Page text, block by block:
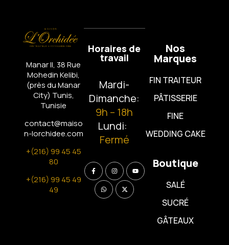
Manar II, 38 Rue
Mohedin Kelibi,
(près du Manar
City) Tunis,
Tunisie
contact@maiso
n-lorchidee.com
+(216) 99 45 45
80
+(216) 99 45 49
49
Nos
Marques
FIN TRAITEUR
PÂTISSERIE
FINE
WEDDING CAKE
Boutique
SALÉ
SUCRÉ
GÂTEAUX
Horaires de
travail
Mardi-
Dimanche:
9h – 18h
Lundi:
Fermé